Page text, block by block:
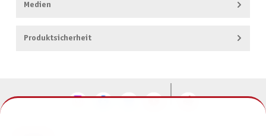
Medien
Produktsicherheit